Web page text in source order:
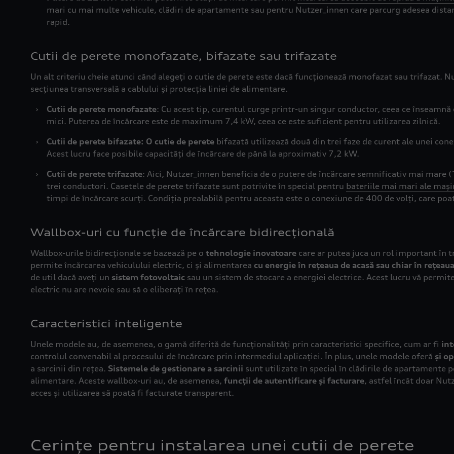
mari cu mai multe vehicule, clădiri de apartamente sau pentru Nutzer_innen care parcurg adesea
rapid.
Un alt criteriu cheie atunci când alegeți o cutie de perete este dacă funcționează monofazat sau trifazat.
secțiunea transversală a cablului și protecția liniei de alimentare.
›
Cutii de perete monofazate: Cu acest tip, curentul curge printr-un singur conductor, ceea ce
mici. Puterea de încărcare este de maximum 7,4 kW, ceea ce este suficient pentru utilizarea zilnică.
›
Cutii de perete bifazate: O cutie de perete bifazată utilizează două din trei faze de curent ale unei
Acest lucru face posibile capacități de încărcare de până la aproximativ 7,2 kW.
›
Cutii de perete trifazate: Aici, Nutzer_innen beneficia de o putere de încărcare semnificativ mai mare
trei conductori. Casetele de perete trifazate sunt potrivite în special pentru bateriile mai mari ale
timpi de încărcare scurți. Condiția prealabilă pentru aceasta este o conexiune de 400 de volți, care
Wallbox-urile bidirecționale se bazează pe o tehnologie inovatoare care ar putea juca un rol important în
permite încărcarea vehiculului electric, ci și alimentarea cu energie în rețeaua de acasă sau chiar în
de util dacă aveți un sistem fotovoltaic sau un sistem de stocare a energiei electrice. Acest lucru vă
electric nu are nevoie sau să o eliberați în rețea.
Unele modele au, de asemenea, o gamă diferită de funcționalități prin caracteristici specifice, cum ar fi
controlul convenabil al procesului de încărcare prin intermediul aplicației. În plus, unele modele oferă și
a sarcinii din rețea. Sistemele de gestionare a sarcinii sunt utilizate în special în clădirile de apartamente
alimentare. Aceste wallbox-uri au, de asemenea, funcții de autentificare și facturare, astfel încât doar
acces și utilizarea să poată fi facturate transparent.
Cerințe pentru instalarea unei cutii de perete